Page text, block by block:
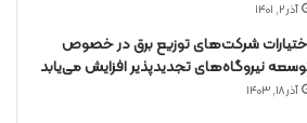
آذر ۲, ۱۴۰۱
شرکت‌های توزیع برق در خصوص
نیروگاه‌های تجدیدپذیر افزایش می‌یابد
آذر ۱۸, ۱۴۰۳